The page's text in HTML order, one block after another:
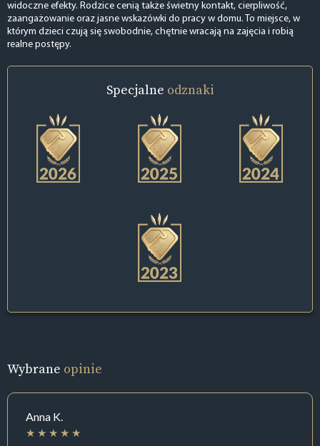
widoczne efekty. Rodzice cenią także świetny kontakt, cierpliwość,
zaangażowanie oraz jasne wskazówki do pracy w domu. To miejsce, w
którym dzieci czują się swobodnie, chętnie wracają na zajęcia i robią
realne postępy.
Specjalne odznaki
Wybrane opinie
Anna K.